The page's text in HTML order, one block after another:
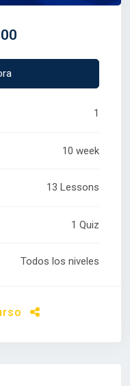
1
10 week
13 Lessons
1 Quiz
Todos los niveles